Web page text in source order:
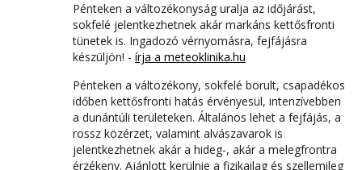
Pénteken a változékonyság uralja az időjárást,
sokfelé jelentkezhetnek akár markáns kettősfronti
tünetek is. Ingadozó vérnyomásra, fejfájásra
készüljön! - írja a meteoklinika.hu
Pénteken a változékony, sokfelé borult, csapadékos
időben kettősfronti hatás érvényesül, intenzívebben
a dunántúli területeken. Általános lehet a fejfájás, a
rossz közérzet, valamint alvászavarok is
jelentkezhetnek akár a hideg-, akár a melegfrontra
érzékeny. Ajánlott kerülnie a fizikailag és szellemileg